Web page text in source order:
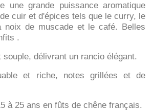
une grande puissance aromatique
cuir et d'épices tels que le curry, le
noix de muscade et lecafé. Belles
.
souple, délivrant un rancio élégant.
et riche, notes grillées et de
à 25 ans en fûts de chêne français.